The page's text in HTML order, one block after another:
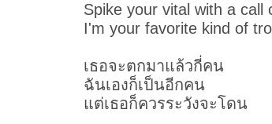
Spike your vital with a call
I'm your favorite kind of
เธอจะตกมาแล้วกี่คน
ฉันเองก็เป็นอีกคน
แต่เธอก็ควรระวังจะโดน